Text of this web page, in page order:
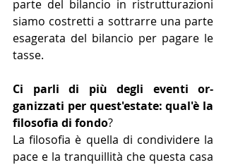
parte del bilancio in ristrutturazioni
sia­mo costretti a sottrarre una par­te
esagerata del bilancio per pa­gare le
tasse.
Ci parli di più degli eventi or­
ganizzati per quest'estate: qual'è la
filosofia di fondo?
La filosofia è quella di condivi­dere la
pace e la tranquillità che questa casa